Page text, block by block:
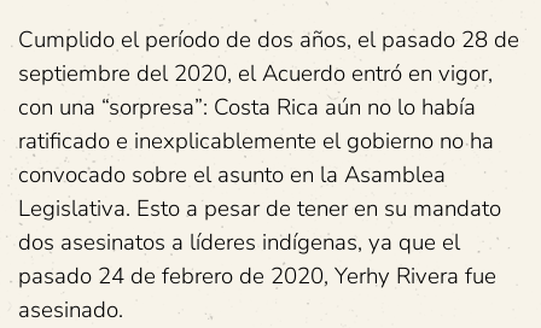
Cumplido el período de dos años, el pasado 28 de
septiembre del 2020, el Acuerdo entró en vigor,
con una “sorpresa”: Costa Rica aún no lo había
ratificado e inexplicablemente el gobierno no ha
convocado sobre el asunto en la Asamblea
Legislativa. Esto a pesar de tener en su mandato
dos asesinatos a líderes indígenas, ya que el
pasado 24 de febrero de 2020, Yerhy Rivera fue
asesinado.